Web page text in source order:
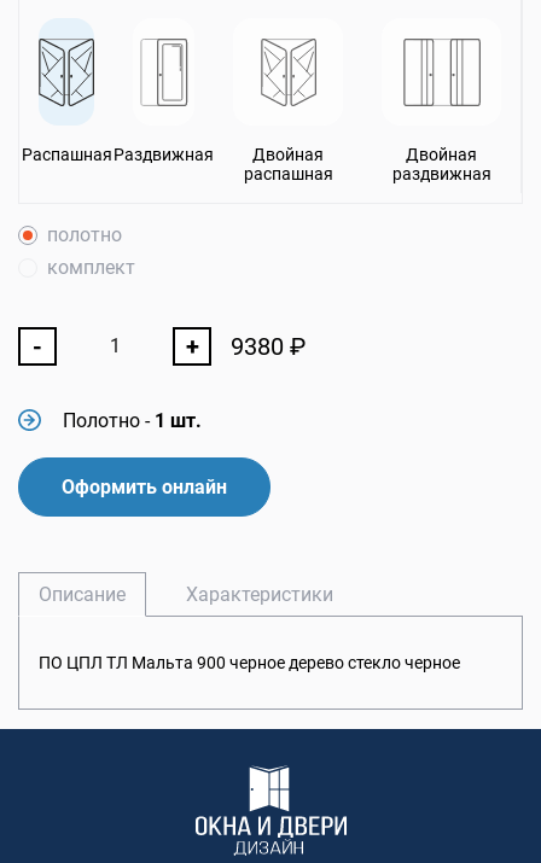
РаспашнаяРаздвижная
Двойная
распашная
Двойная
раздвижная
полотно
комплект
- + 9380 ₽
Полотно - 1 шт.
Оформить онлайн
Описание Характеристики
ПО ЦПЛ ТЛ Мальта 900 черное дерево стекло черное